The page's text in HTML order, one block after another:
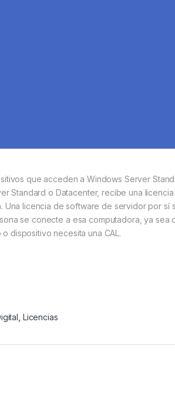
que acceden a Windows Server
Standard o Datacenter, recibe una
Una licencia de software de servidor por sí
se conecte a esa computadora, ya sea
dispositivo necesita una CAL.
Licencias